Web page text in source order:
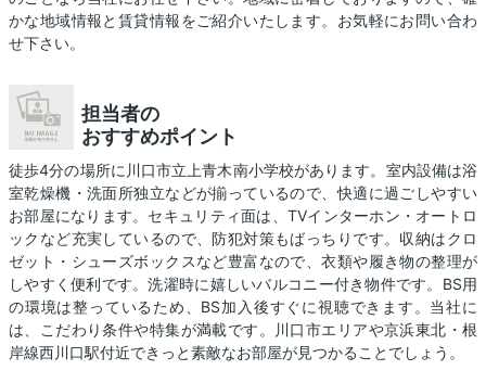
かな地域情報と賃貸情報をご紹介いたします。お気軽にお問い合わ
せ下さい。
担当者の
おすすめポイント
徒歩4分の場所に川口市立上青木南小学校があります。室内設備は浴
室乾燥機・洗面所独立などが揃っているので、快適に過ごしやすい
お部屋になります。セキュリティ面は、TVインターホン・オートロ
ックなど充実しているので、防犯対策もばっちりです。収納はクロ
ゼット・シューズボックスなど豊富なので、衣類や履き物の整理が
しやすく便利です。洗濯時に嬉しいバルコニー付き物件です。BS用
の環境は整っているため、BS加入後すぐに視聴できます。当社に
は、こだわり条件や特集が満載です。川口市エリアや京浜東北・根
岸線西川口駅付近できっと素敵なお部屋が見つかることでしょう。